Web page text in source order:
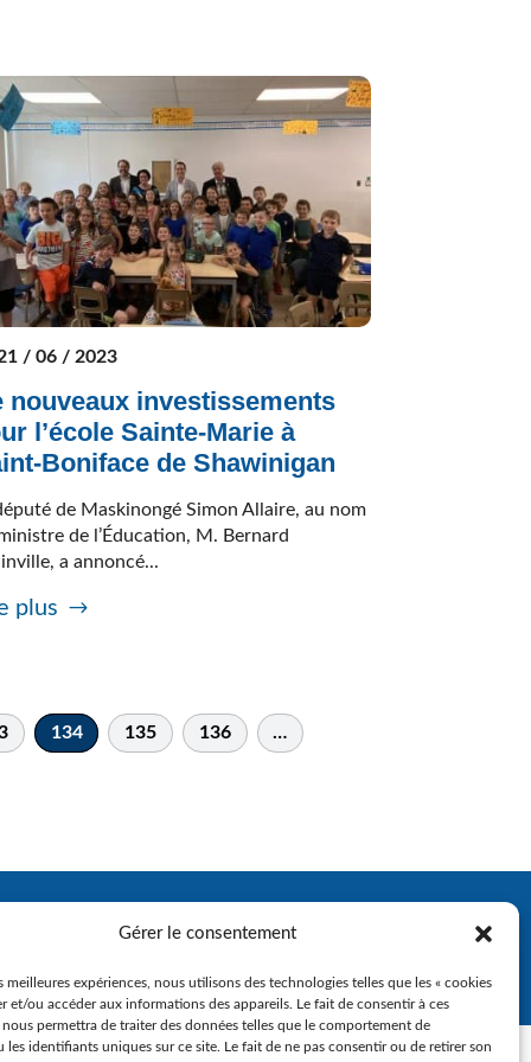
Gérer le consentement
meilleures expériences, nous utilisons des technologies telles que les « cookies
et/ou accéder aux informations des appareils. Le fait de consentir à ces
permettra de traiter des données telles que le comportement de
les identifiants uniques sur ce site. Le fait de ne pas consentir ou de retirer son
/ 06 / 2023
nouveaux investissements
l’école Sainte-Marie à
Boniface de Shawinigan
de Maskinongé Simon Allaire, au nom
de l’Éducation, M. Bernard
a annoncé...
plus
134 135 136 …